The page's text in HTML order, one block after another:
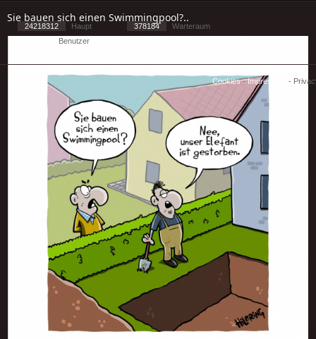
Sie bauen sich einen Swimmingpool?..
24218312 Haupt 378184
Warteraum
Benutzer
Cookies-Impressum -